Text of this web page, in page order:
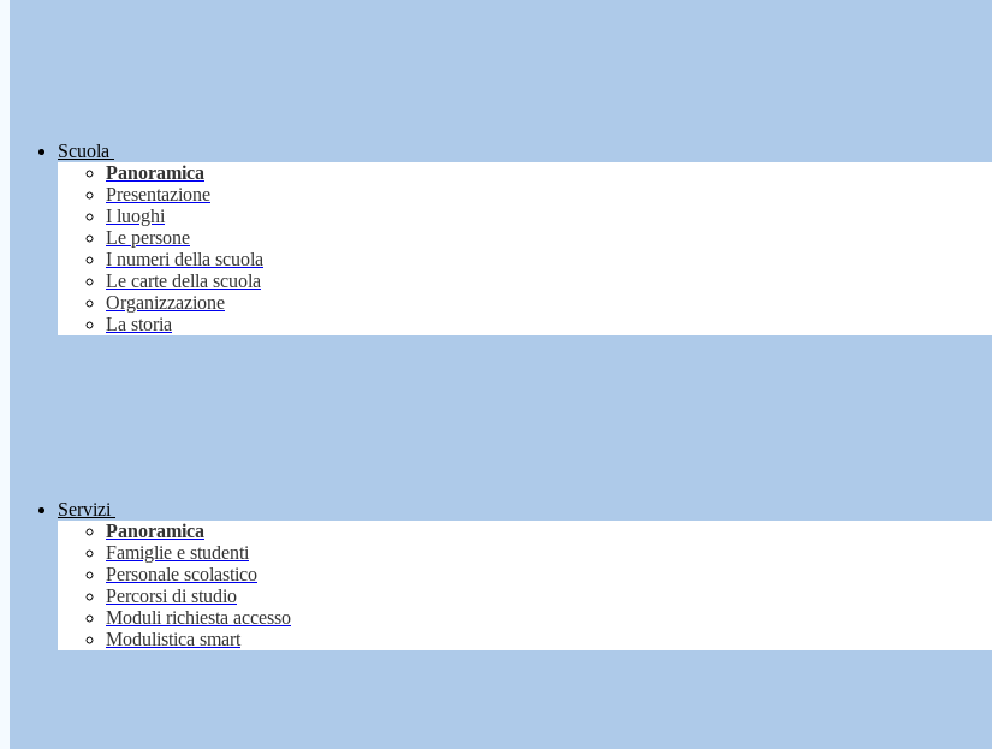
Scuola
Panoramica
Presentazione
I luoghi
Le persone
I numeri della scuola
Le carte della scuola
Organizzazione
La storia
Servizi
Panoramica
Famiglie e studenti
Personale scolastico
Percorsi di studio
Moduli richiesta accesso
Modulistica smart